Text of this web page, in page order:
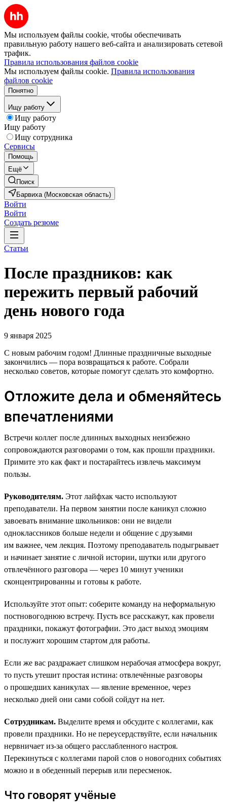
Мы используем файлы cookie, чтобы обеспечивать
правильную работу нашего веб-сайта и анализировать сетевой
трафик.
Правила использования файлов cookie
Мы используем файлы cookie. Правила использования
файлов cookie
Понятно
Ищу работу
Ищу работу
Ищу работу
Ищу сотрудника
Сервисы
Помощь
Ещё
Поиск
Барвиха (Московская область)
Войти
Войти
Создать резюме
Статьи
После праздников: как
пережить первый рабочий
день нового года
9 января 2025
С новым рабочим годом! Длинные праздничные выходные
закончились — пора возвращаться к работе. Собрали
несколько советов, которые помогут сделать это комфортно.
Отложите дела и обменяйтесь
впечатлениями
Встречи коллег после длинных выходных неизбежно
сопровождаются разговорами о том, как прошли праздники.
Примите это как факт и постарайтесь извлечь максимум
пользы.
Руководителям. Этот лайфхак часто используют
преподаватели. На первом занятии после каникул сложно
завоевать внимание школьников: они не видели
одноклассников больше недели и общение с друзьями
им важнее, чем лекция. Поэтому преподаватель подыгрывает
и начинает занятие с личной истории, шутки или другого
отвлечённого разговора — через 10 минут ученики
сконцентрированны и готовы к работе.
Используйте этот опыт: соберите команду на неформальную
постновогоднюю встречу. Пусть все расскажут, как провели
праздники, покажут фотографии. Это даст выход эмоциям
и послужит хорошим стартом для работы.
Если же вас раздражает слишком нерабочая атмосфера вокруг,
то пусть утешит простая истина: отвлечённые разговоры
о прошедших каникулах — явление временное, через
несколько дней они сами собой сойдут на нет.
Сотрудникам. Выделите время и обсудите с коллегами, как
провели праздники. Но не переусердствуйте, если начальник
нервничает из-за общего расслабленного настроя.
Перекинуться с коллегами парой слов о новогодних событиях
можно и в обеденный перерыв или пересменок.
Что говорят учёные